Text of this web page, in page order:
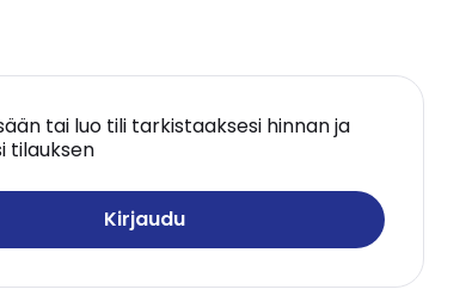
tai luo tili tarkistaaksesi hinnan ja
tilauksen
Kirjaudu